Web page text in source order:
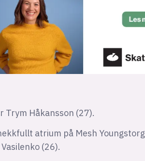
Trym Håkansson (27).
atrium på Mesh
(26).